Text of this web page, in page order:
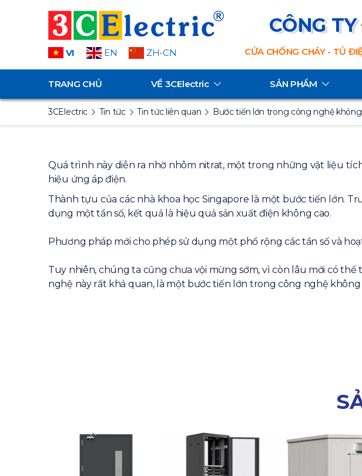
VI EN ZH-CN
CÔNG
CỬA CHỐNG CHÁY - TỦ
TRANG CHỦ VỀ 3CElectric SẢN PHẨM
3CElectric Tin tức Tin tức liên quan Bước tiến lớn trong công nghệ
Quá trình này diễn ra nhờ nhôm nitrat, một trong những vật liệu
hiệu ứng áp điện.
Thành tựu của các nhà khoa học Singapore là một bước tiến lớn.
dụng một tần số, kết quả là hiệu quả sản xuất điện không cao.
Phương pháp mới cho phép sử dụng một phổ rộng các tần số và
Tuy nhiên, chúng ta cũng chưa vội mừng sớm, vì còn lâu mới có
nghệ này rất khả quan, là một bước tiến lớn trong công nghệ không